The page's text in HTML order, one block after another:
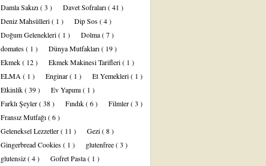
Damla Sakızı( 3 ) Davet Sofraları( 41 )
Deniz Mahsülleri( 1 ) Dip Sos( 4 )
Doğum Gelenekleri( 1 ) Dolma( 7 )
domates( 1 ) Dünya Mutfakları( 19 )
Ekmek( 12 ) Ekmek Makinesi Tarifleri( 1 )
ELMA ( 1 ) Enginar( 1 ) Et Yemekleri( 1 )
Etkinlik( 39 ) Ev Yapımı( 1 )
Farklı Şeyler( 38 ) Fındık( 6 ) Filmler( 3 )
Fransız Mutfağı( 6 )
Geleneksel Lezzetler( 11 ) Gezi( 8 )
Gingerbread Cookies( 1 ) glutenfree( 3 )
glutensiz( 4 ) Gofret Pasta( 1 )